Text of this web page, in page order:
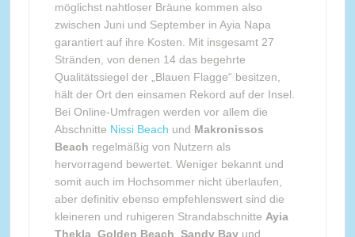
möglichst nahtloser Bräune kommen also
zwischen Juni und September in Ayia Napa
garantiert auf ihre Kosten. Mit insgesamt 27
Stränden, von denen 14 das begehrte
Qualitätssiegel der „Blauen Flagge“ besitzen,
hält der Ort den einsamen Rekord auf der Insel.
Bei Online-Umfragen werden vor allem die
Abschnitte Nissi Beach und Makronissos
Beach regelmäßig von Nutzern als
hervorragend bewertet. Weniger bekannt und
somit auch im Hochsommer nicht überlaufen,
aber definitiv ebenso empfehlenswert sind die
kleineren und ruhigeren Strandabschnitte Ayia
Thekla, Golden Beach, Sandy Bayund